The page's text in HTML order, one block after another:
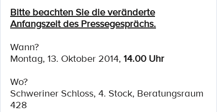
Bitte beachten Sie die veränderte
Anfangszeit des Pressegesprächs.
Wann?
Montag, 13. Oktober 2014, 14.00 Uhr
Wo?
Schweriner Schloss, 4. Stock, Beratungsraum
428